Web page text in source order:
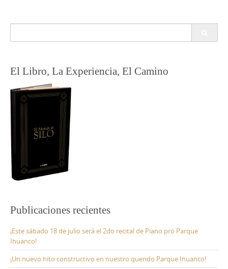
El Libro, La Experiencia, El Camino
Publicaciones recientes
¡Este sábado 18 de julio será el 2do recital de Piano pro Parque
Ihuanco!
¡Un nuevo hito constructivo en nuestro querido Parque Ihuanco!